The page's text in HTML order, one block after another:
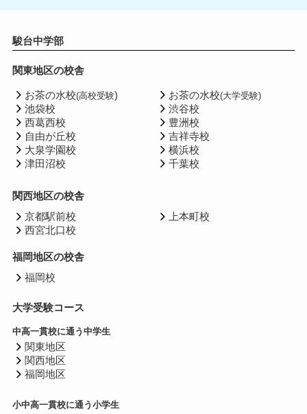
駿台中学部
関東地区の校舎
お茶の水校(高校受験)
池袋校
西葛西校
自由が丘校
大泉学園校
津田沼校
お茶の水校(大学受験)
渋谷校
豊洲校
吉祥寺校
横浜校
千葉校
関西地区の校舎
京都駅前校
西宮北口校
上本町校
福岡地区の校舎
福岡校
大学受験コース
中高一貫校に通う中学生
関東地区
関西地区
福岡地区
小中高一貫校に通う小学生